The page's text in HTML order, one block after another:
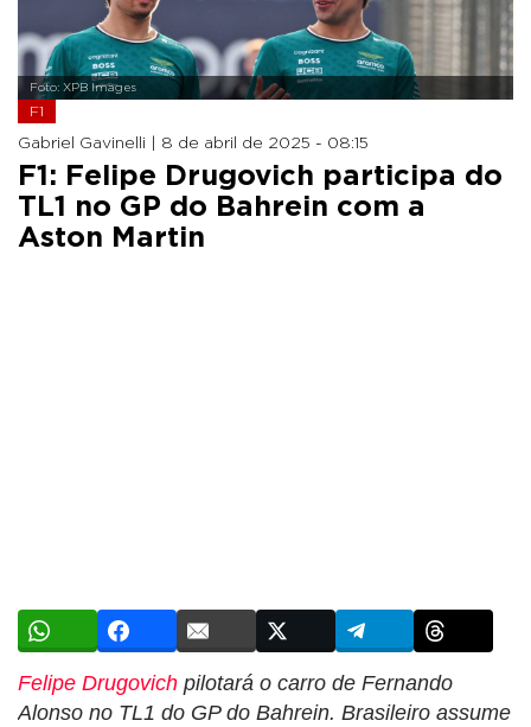
Foto: XPB Images
F1
Gabriel Gavinelli | 8 de abril de 2025 - 08:15
F1: Felipe Drugovich participa do
TL1 no GP do Bahrein com a
Aston Martin
Felipe Drugovich pilotará o carro de Fernando
Alonso no TL1 do GP do Bahrein. Brasileiro assume